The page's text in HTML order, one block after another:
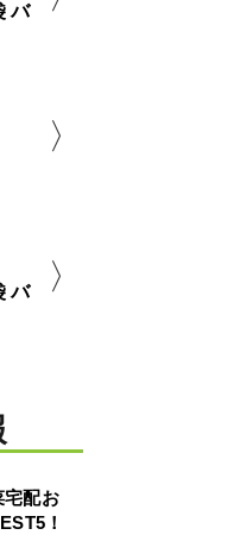
バ
バ
宅配お
！